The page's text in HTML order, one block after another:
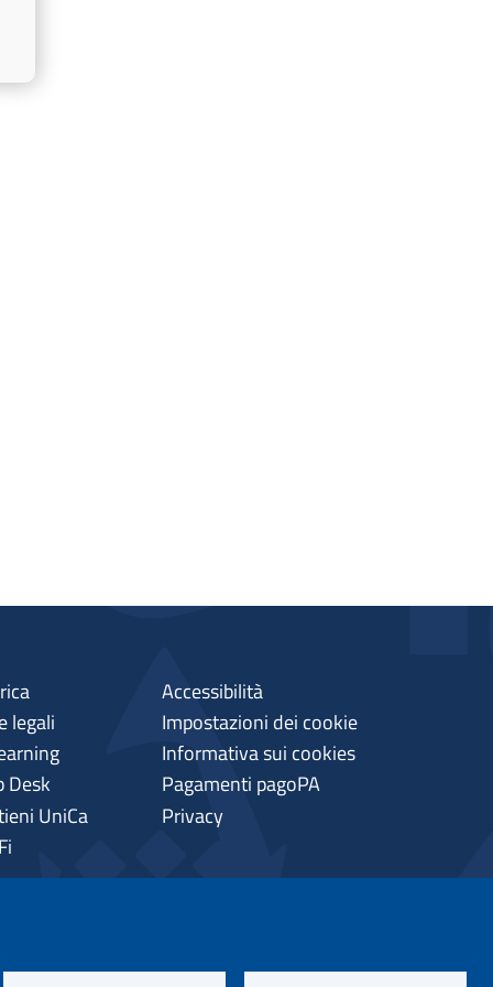
legali
Desk
UniCa
Accessibilità
Impostazioni dei cookie
Informativa sui cookies
Pagamenti pagoPA
Privacy